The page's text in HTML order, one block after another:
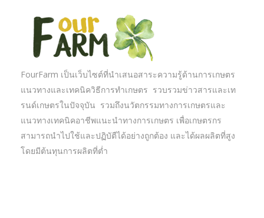
FourFarm เป็นเว็บไซต์ที่นำเสนอสาระความรู้ด้านการเกษตร
แนวทางและเทคนิควิธีการทำเกษตร รวบรวมข่าวสารและเท
รนด์เกษตรในปัจจุบัน รวมถึงนวัตกรรมทางการเกษตรและ
แนวทางเทคนิคอาชีพแนะนำทางการเกษตร เพื่อเกษตรกร
สามารถนำไปใช้และปฏิบัตืได้อย่างถูกต้อง และได้ผลผลิตที่สูง
โดยมีต้นทุนการผลิตที่ต่ำ